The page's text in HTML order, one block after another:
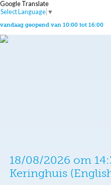
Google Translate
Select Language ▼
vandaag geopend van 10:00 tot 16:00
18/08/2026 om
Keringhuis